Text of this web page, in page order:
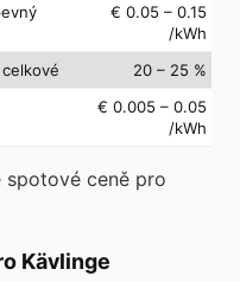
€ 0.05 – 0.15
/kWh
20 – 25 %
€ 0.005 – 0.05
/kWh
spotové ceně pro
Kävlinge